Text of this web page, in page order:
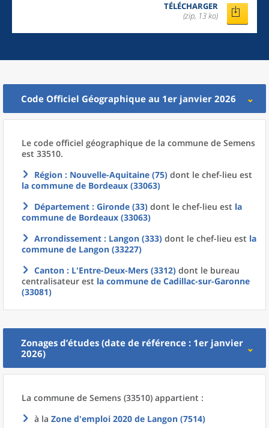
TÉLÉCHARGER
(zip, 13 ko)
Code Officiel Géographique au 1er janvier 2026
Le code officiel géographique de la commune de Semens
est 33510.
Région : Nouvelle-Aquitaine (75) dont le chef-lieu est
la commune de Bordeaux (33063)
Département : Gironde (33) dont le chef-lieu est la
commune de Bordeaux (33063)
Arrondissement : Langon (333) dont le chef-lieu est la
commune de Langon (33227)
Canton : L'Entre-Deux-Mers (3312) dont le bureau
centralisateur est la commune de Cadillac-sur-Garonne
(33081)
Zonages d’études (date de référence : 1er janvier
2026)
La commune de Semens (33510) appartient :
à la Zone d'emploi 2020 de Langon (7514)